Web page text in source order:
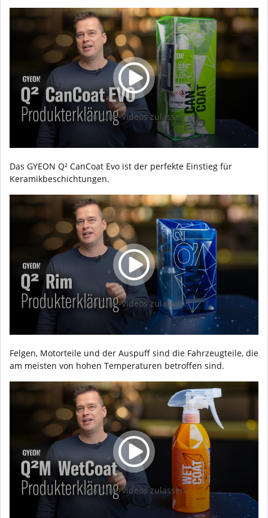
YouTube-Videos zulassen
Das GYEON Q² CanCoat Evo ist der perfekte Einstieg für
Keramikbeschichtungen.
YouTube-Videos zulassen
Felgen, Motorteile und der Auspuff sind die Fahrzeugteile, die
am meisten von hohen Temperaturen betroffen sind.
YouTube-Videos zulassen